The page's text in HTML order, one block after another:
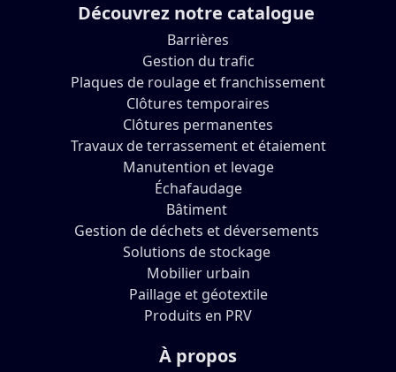
Découvrez notre catalogue
Barrières
Gestion du trafic
Plaques de roulage et franchissement
Clôtures temporaires
Clôtures permanentes
Travaux de terrassement et étaiement
Manutention et levage
Échafaudage
Bâtiment
Gestion de déchets et déversements
Solutions de stockage
Mobilier urbain
Paillage et géotextile
Produits en PRV
À propos